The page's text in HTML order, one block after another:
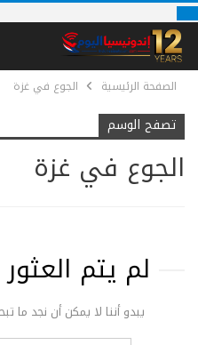
الصفحة الرئيسية الجوع في غزة
تصفح الوسم
الجوع في غزة
لم يتم
يبدو أننا لا يمكن أن نجد ما